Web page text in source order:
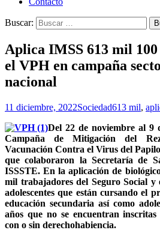
Buscar:
Aplica IMSS 613 mil
el VPH en campaña
nacional
11 diciembre, 2022Sociedad613 mil,
Del 22 de noviembre al 9
Campaña de Mitigación del
Vacunación Contra el Virus del
que colaboraron la Secretaría de
ISSSTE. En la aplicación de
mil trabajadores del Seguro Social
adolescentes que están cursando el
educación secundaria así como
años que no se encuentran
con o sin derechohabiencia.